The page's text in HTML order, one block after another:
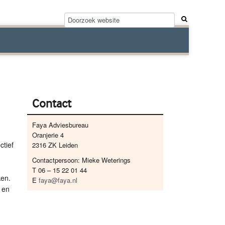
Contact
Faya Adviesbureau
Oranjerie 4
2316 ZK Leiden
Contactpersoon: Mieke Weterings
T 06 – 15 22 01 44
Efaya@faya.nl